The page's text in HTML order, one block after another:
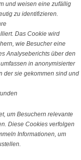
und weisen eine zufällig
zu identifizieren.
Das Cookie wird
wie Besucher eine
Analyseberichts über den
in anonymisierter
der sie gekommen sind und
um Besuchern relevante
Diese Cookies verfolgen
Informationen, um